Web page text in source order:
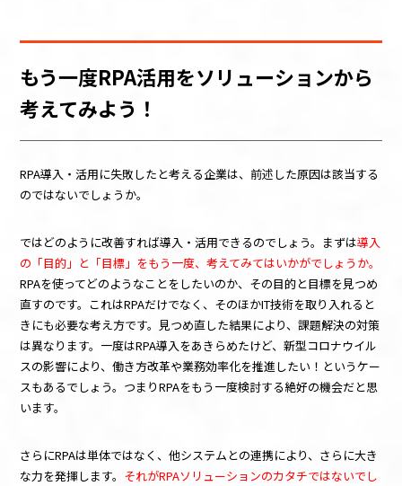
もう一度RPA活用をソリューションから
考えてみよう！
RPA導入・活用に失敗したと考える企業は、前述した原因は該当する
のではないでしょうか。
ではどのように改善すれば導入・活用できるのでしょう。まずは導入
の「目的」と「目標」をもう一度、考えてみてはいかがでしょうか。
RPAを使ってどのようなことをしたいのか、その目的と目標を見つめ
直すのです。これはRPAだけでなく、そのほかIT技術を取り入れると
きにも必要な考え方です。見つめ直した結果により、課題解決の対策
は異なります。一度はRPA導入をあきらめたけど、新型コロナウイル
スの影響により、働き方改革や業務効率化を推進したい！というケー
スもあるでしょう。つまりRPAをもう一度検討する絶好の機会だと思
います。
さらにRPAは単体ではなく、他システムとの連携により、さらに大き
な力を発揮します。 それがRPAソリューションのカタチではないでし